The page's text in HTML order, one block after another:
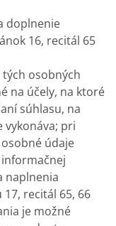
doplnenie
16, recitál 65
tých osobných
na účely, na ktoré
súhlasu, na
vykonáva; pri
údaje
naplnenia
recitál 65, 66
je možné